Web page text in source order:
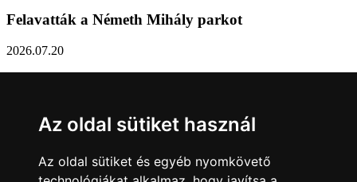
Az oldal sütiket használ
Az oldal sütiket és egyéb nyomkövető
Felavatták a Németh Mihály parkot
2026.07.20